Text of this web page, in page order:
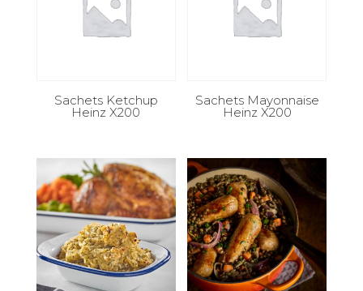
Sachets Ketchup
Heinz X200
Sachets Mayonnaise
Heinz X200